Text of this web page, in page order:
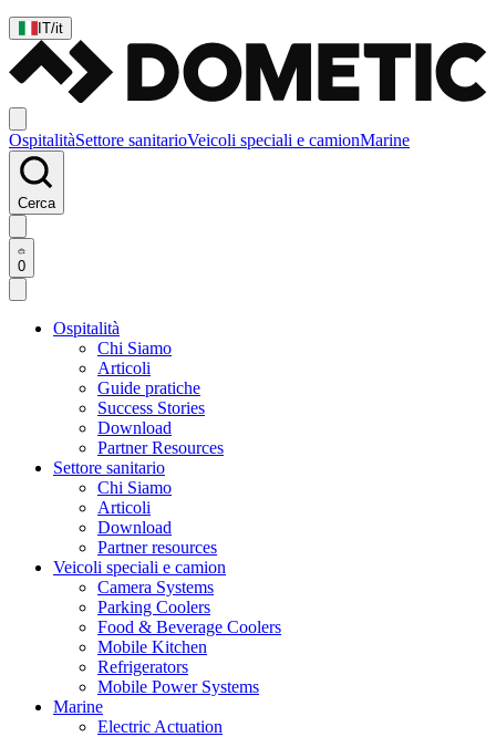
IT/it
OspitalitàSettore sanitarioVeicoli speciali e camionMarine
Cerca
0
Ospitalità
Chi Siamo
Articoli
Guide pratiche
Success Stories
Download
Partner Resources
Settore sanitario
Chi Siamo
Articoli
Download
Partner resources
Veicoli speciali e camion
Camera Systems
Parking Coolers
Food & Beverage Coolers
Mobile Kitchen
Refrigerators
Mobile Power Systems
Marine
Electric Actuation